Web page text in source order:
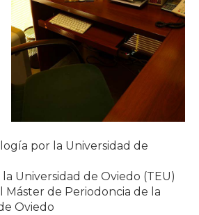
por la Universidad de
Universidad de Oviedo (TEU)
Máster de Periodoncia de la
Oviedo